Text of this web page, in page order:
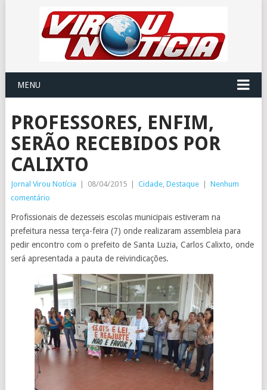
MENU
PROFESSORES, ENFIM,
SERÃO RECEBIDOS POR
CALIXTO
Jornal Virou Notícia 08/04/2015 Cidade, Destaque
Nenhum
comentário
Profissionais de dezesseis escolas municipais estiveram na
prefeitura nessa terça-feira (7) onde realizaram assembleia para
pedir encontro com o prefeito de Santa Luzia, Carlos Calixto, onde
será apresentada a pauta de reivindicações.